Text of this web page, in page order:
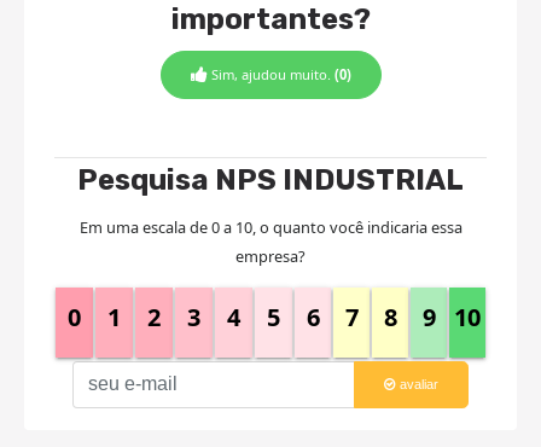
importantes?
Sim, ajudou muito. (0)
Pesquisa NPS INDUSTRIAL
Em uma escala de 0 a 10, o quanto você indicaria essa
empresa?
0 1 2 3 4 5 6 7 8 9 10
avaliar